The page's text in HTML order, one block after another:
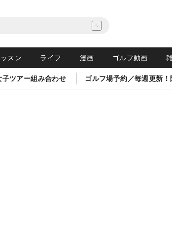
スン ライフ 漫画 ゴルフ動画
子ツアー組み合わせ ゴルフ場予約／毎週更新